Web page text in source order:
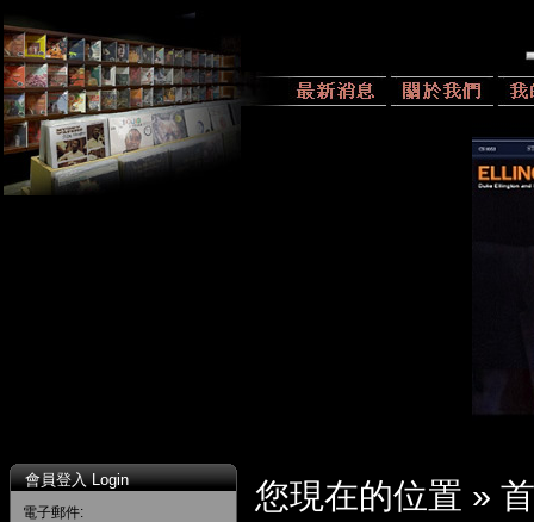
會員登入 Login
電子郵件: 您現在的位置 »